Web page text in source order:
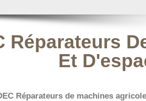
Réparateurs
Et
Réparateurs de machines